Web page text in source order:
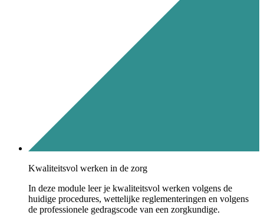
Kwaliteitsvol werken in de zorg
In deze module leer je kwaliteitsvol werken volgens de
huidige procedures, wettelijke reglementeringen en volgens
de professionele gedragscode van een zorgkundige.